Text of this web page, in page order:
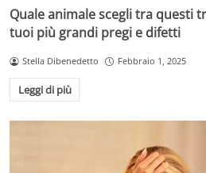
Quale animale scegli tra questi
tuoi più grandi pregi e difetti
Stella Dibenedetto Febbraio 1, 2025
Leggi di più